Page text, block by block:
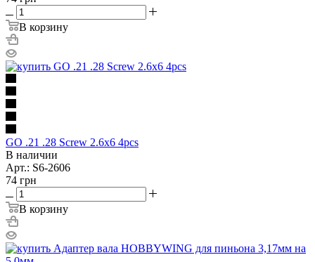
В корзину
GO .21 .28 Screw 2.6x6 4pcs
В наличии
Арт.: S6-2606
74 грн
В корзину